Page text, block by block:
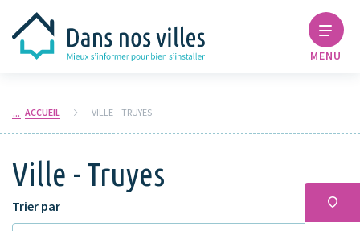
MENU
ACCUEIL VILLE – TRUYES
Ville - Truyes
Trier par